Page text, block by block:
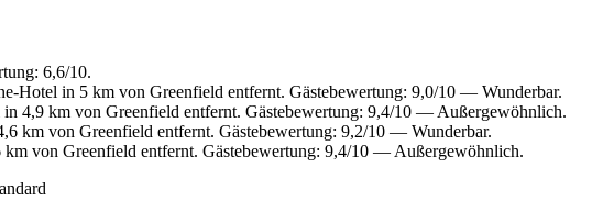
6,6/10.
Hotel in 5 km von Greenfield entfernt. Gästebewertung: 9,0/10 — Wunderbar.
4,9 km von Greenfield entfernt. Gästebewertung: 9,4/10 — Außergewöhnlich.
km von Greenfield entfernt. Gästebewertung: 9,2/10 — Wunderbar.
von Greenfield entfernt. Gästebewertung: 9,4/10 — Außergewöhnlich.